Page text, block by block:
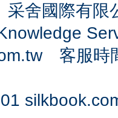
采舍國際有
客服時